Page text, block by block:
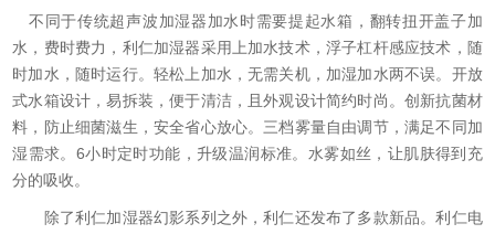
不同于传统超声波加湿器加水时需要提起水箱，翻转扭开盖子加
水，费时费力，利仁加湿器采用上加水技术，浮子杠杆感应技术，随
时加水，随时运行。轻松上加水，无需关机，加湿加水两不误。开放
式水箱设计，易拆装，便于清洁，且外观设计简约时尚。创新抗菌材
料，防止细菌滋生，安全省心放心。三档雾量自由调节，满足不同加
湿需求。6小时定时功能，升级温润标准。水雾如丝，让肌肤得到充
分的吸收。
除了利仁加湿器幻影系列之外，利仁还发布了多款新品。利仁电